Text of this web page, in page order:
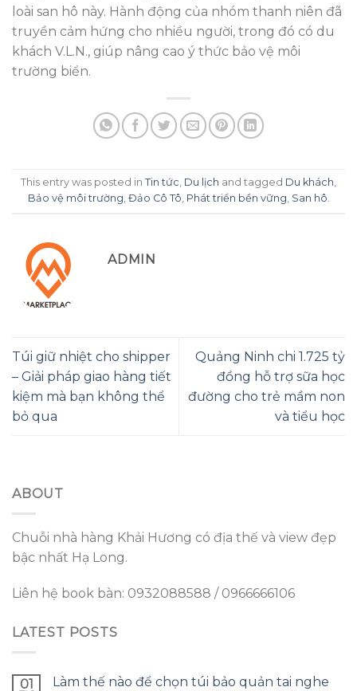
loài san hô này. Hành động của nhóm thanh niên đã
truyền cảm hứng cho nhiều người, trong đó có du
khách V.L.N., giúp nâng cao ý thức bảo vệ môi
trường biển.
This entry was posted in Tin tức Du lịch and tagged Du khách
Bảo vệ môi trường Đảo Cô Tô Phát triển bền vững San hô
ADMIN
Túi giữ nhiệt cho shipper
– Giải pháp giao hàng tiết
kiệm mà bạn không thể
bỏ qua
Quảng Ninh chi 1.725 tỷ
đồng hỗ trợ sữa học
đường cho trẻ mầm non
và tiểu học
ABOUT
Chuỗi nhà hàng Khải Hương có địa thế và view đẹp
bậc nhất Hạ Long.
Liên hệ book bàn: 0932088588 / 0966666106
LATEST POSTS
01
Làm thế nào để chọn túi bảo quản tai nghe